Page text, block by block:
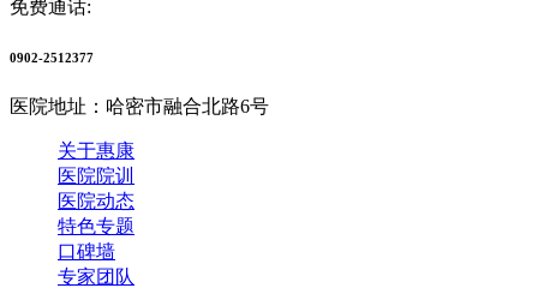
免费通话:
0902-2512377
医院地址：哈密市融合北路6号
关于惠康
医院院训
医院动态
特色专题
口碑墙
专家团队